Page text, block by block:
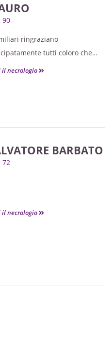
90
ringraziano
tutti coloro che
alla cerimonia
il necrologio
BARBATO
72
il necrologio